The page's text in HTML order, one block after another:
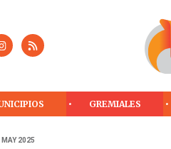
GREMIALES
MAY 2025